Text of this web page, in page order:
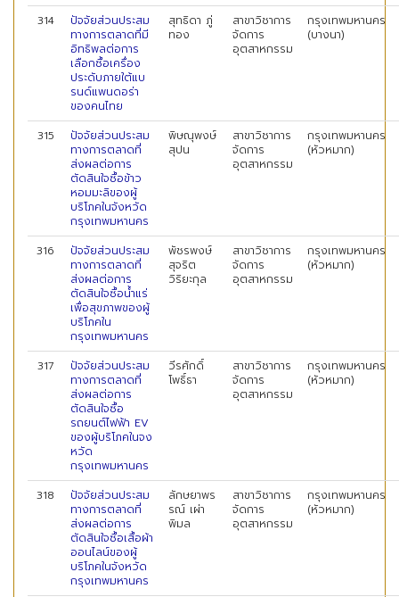
314
ปัจจัยส่วนประสม
ทางการตลาดที่มี
อิทธิพลต่อการ
เลือกซื้อเครื่อง
ประดับภายใต้แบ
รนด์แพนดอร่า
ของคนไทย
สุทธิดา ภู่
ทอง
สาขาวิชาการ
จัดการ
อุตสาหกรรม
กรุงเทพมหานคร
(บางนา)
315
ปัจจัยส่วนประสม
ทางการตลาดที่
ส่งผลต่อการ
ตัดสินใจซื้อข้าว
หอมมะลิของผู้
บริโภคในจังหวัด
กรุงเทพมหานคร
พิษณุพงษ์
สุปน
สาขาวิชาการ
จัดการ
อุตสาหกรรม
กรุงเทพมหานคร
(หัวหมาก)
316
ปัจจัยส่วนประสม
ทางการตลาดที่
ส่งผลต่อการ
ตัดสินใจซื้อน้ำแร่
เพื่อสุขภาพของผู้
บริโภคใน
กรุงเทพมหานคร
พัชรพงษ์
สุจริต
วิริยะกุล
สาขาวิชาการ
จัดการ
อุตสาหกรรม
กรุงเทพมหานคร
(หัวหมาก)
317
ปัจจัยส่วนประสม
ทางการตลาดที่
ส่งผลต่อการ
ตัดสินใจซื้อ
รถยนต์ไฟฟ้า EV
ของผู้บริโภคในจง
หวัด
กรุงเทพมหานคร
วีรศักดิ์
โพธิ์ธา
สาขาวิชาการ
จัดการ
อุตสาหกรรม
กรุงเทพมหานคร
(หัวหมาก)
318
ปัจจัยส่วนประสม
ทางการตลาดที่
ส่งผลต่อการ
ตัดสินใจซื้อเสื้อผ้า
ออนไลน์ของผู้
บริโภคในจังหวัด
กรุงเทพมหานคร
ลักษยาพร
รณ์ เผ่า
พิมล
สาขาวิชาการ
จัดการ
อุตสาหกรรม
กรุงเทพมหานคร
(หัวหมาก)